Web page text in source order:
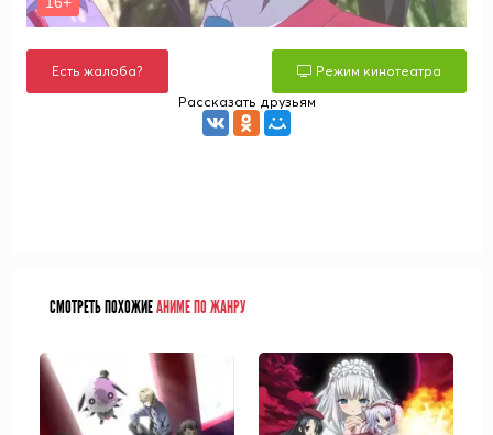
Есть жалоба?
Режим кинотеатра
Рассказать друзьям
СМОТРЕТЬ ПОХОЖИЕАНИМЕ ПО ЖАНРУ